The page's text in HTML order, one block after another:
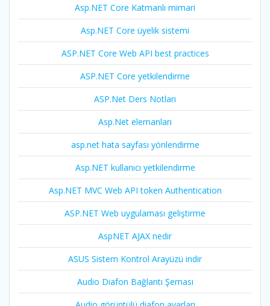
Asp.NET Core Katmanlı mimari
Asp.NET Core üyelik sistemi
ASP.NET Core Web API best practices
ASP.NET Core yetkilendirme
ASP.Net Ders Notları
Asp.Net elemanları
asp.net hata sayfası yönlendirme
Asp.NET kullanıcı yetkilendirme
Asp.NET MVC Web API token Authentication
ASP.NET Web uygulaması geliştirme
AspNET AJAX nedir
ASUS Sistem Kontrol Arayüzü indir
Audio Diafon Bağlantı Şeması